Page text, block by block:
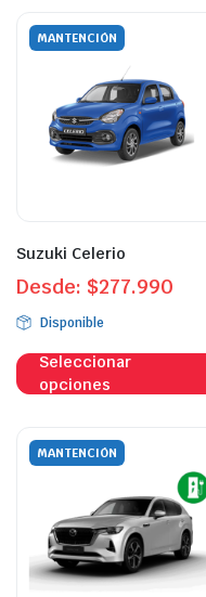
MANTENCIÓN
Suzuki Celerio
Desde: $277.990
Disponible
Seleccionar
opciones
MANTENCIÓN